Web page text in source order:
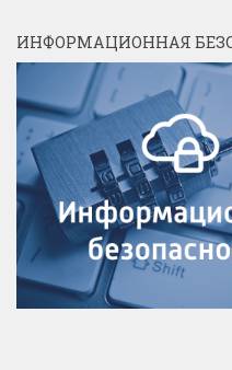
ИНФОРМАЦИОННАЯ